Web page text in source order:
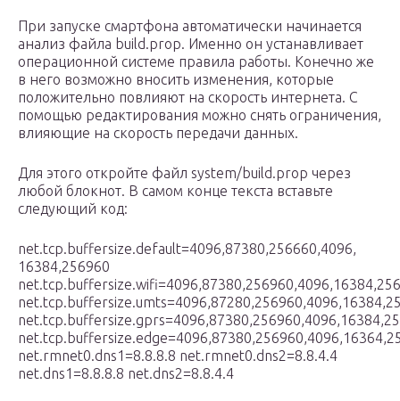
При запуске смартфона автоматически начинается
анализ файла build.prop. Именно он устанавливает
операционной системе правила работы. Конечно же
в него возможно вносить изменения, которые
положительно повлияют на скорость интернета. С
помощью редактирования можно снять ограничения,
влияющие на скорость передачи данных.
Для этого откройте файл system/build.prop через
любой блокнот. В самом конце текста вставьте
следующий код:
net.tcp.buffersize.default=4096,87380,256660,4096,
16384,256960
net.rmnet0.dns1=8.8.8.8 net.rmnet0.dns2=8.8.4.4
net.dns1=8.8.8.8 net.dns2=8.8.4.4